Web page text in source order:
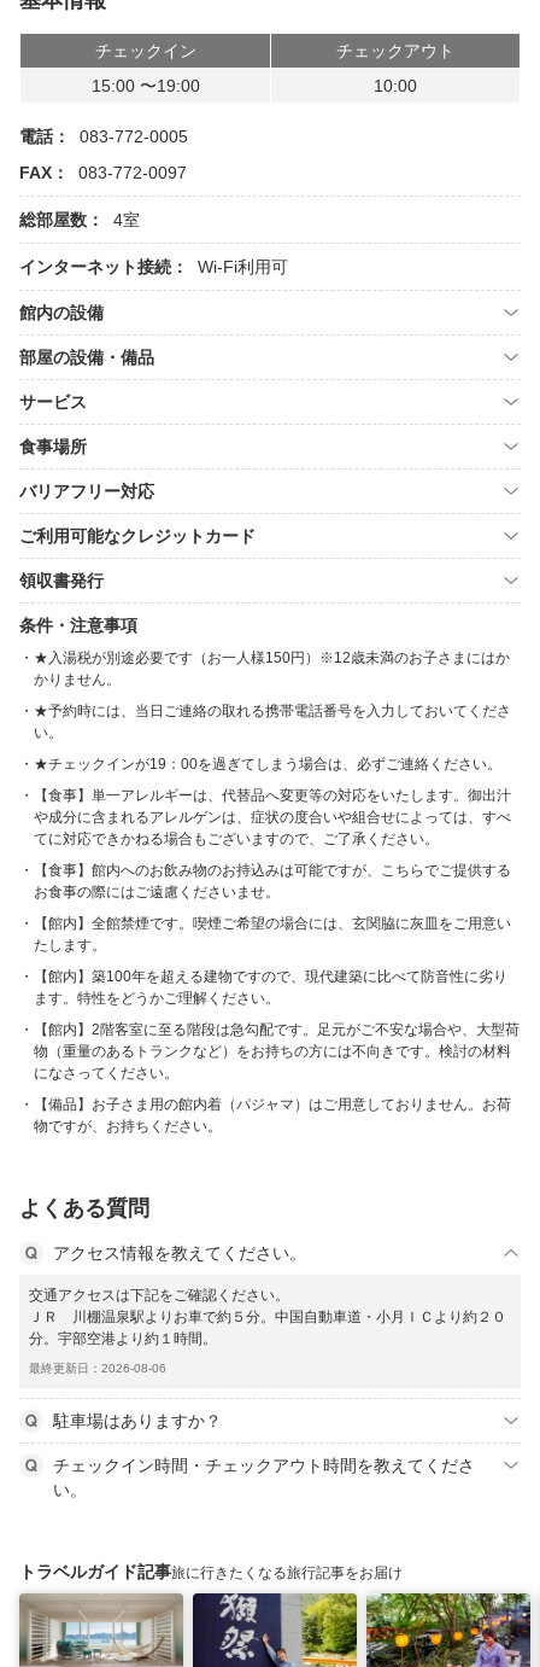
チェックイン
チェックアウト
15:00 〜19:00
10:00
電話：
083-772-0005
FAX：
083-772-0097
総部屋数： 4室
インターネット接続： Wi-Fi利用可
館内の設備
部屋の設備・備品
サービス
食事場所
バリアフリー対応
ご利用可能なクレジットカード
領収書発行
条件・注意事項
★入湯税が別途必要です（お一人様150円）※12歳未満のお子さまにはか
かりません。
★予約時には、当日ご連絡の取れる携帯電話番号を入力しておいてくださ
い。
★チェックインが19：00を過ぎてしまう場合は、必ずご連絡ください。
【食事】単一アレルギーは、代替品へ変更等の対応をいたします。御出汁
や成分に含まれるアレルゲンは、症状の度合いや組合せによっては、すべ
てに対応できかねる場合もございますので、ご了承ください。
【食事】館内へのお飲み物のお持込みは可能ですが、こちらでご提供する
お食事の際にはご遠慮くださいませ。
【館内】全館禁煙です。喫煙ご希望の場合には、玄関脇に灰皿をご用意い
たします。
【館内】築100年を超える建物ですので、現代建築に比べて防音性に劣り
ます。特性をどうかご理解ください。
【館内】2階客室に至る階段は急勾配です。足元がご不安な場合や、大型荷
物（重量のあるトランクなど）をお持ちの方には不向きです。検討の材料
になさってください。
【備品】お子さま用の館内着（パジャマ）はご用意しておりません。お荷
物ですが、お持ちください。
よくある質問
アクセス情報を教えてください。
交通アクセスは下記をご確認ください。
ＪＲ 川棚温泉駅よりお車で約５分。中国自動車道・小月ＩＣより約２０
分。宇部空港より約１時間。
最終更新日：2026-08-06
駐車場はありますか？
チェックイン時間・チェックアウト時間を教えてくださ
い。
トラベルガイド記事旅に行きたくなる旅行記事をお届け